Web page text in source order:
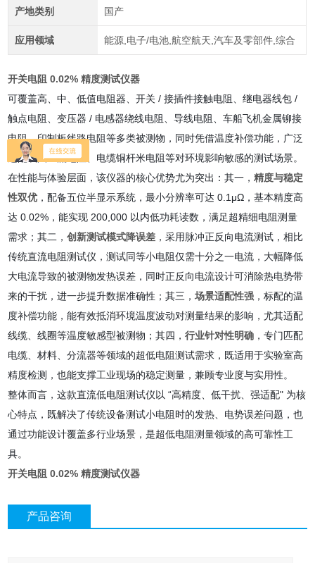
产地类别 国产
应用领域 能源,电子/电池,航空航天,汽车及零部件,综合
开关电阻 0.02% 精度测试仪器
可覆盖高、中、低值电阻器、开关 / 接插件接触电阻、继电器线包 /
触点电阻、变压器 / 电感器绕线电阻、导线电阻、车船飞机金属铆接
电阻、印制板线路电阻等多类被测物，同时凭借温度补偿功能，广泛
适配线圈直流电阻、电缆铜杆米电阻等对环境影响敏感的测试场景。
在性能与体验层面，该仪器的核心优势尤为突出：其一，精度与稳定
性双优 ，配备五位半显示系统，最小分辨率可达 0.1μΩ，基本精度高
达 0.02%，能实现 200,000 以内低功耗读数，满足超精细电阻测量
需求；其二，创新测试模式降误差 ，采用脉冲正反向电流测试，相比
传统直流电阻测试仪，测试同等小电阻仅需十分之一电流，大幅降低
大电流导致的被测物发热误差，同时正反向电流设计可消除热电势带
来的干扰，进一步提升数据准确性；其三，场景适配性强 ，标配的温
度补偿功能，能有效抵消环境温度波动对测量结果的影响，尤其适配
线缆、线圈等温度敏感型被测物；其四，行业针对性明确 ，专门匹配
电缆、材料、分流器等领域的超低电阻测试需求，既适用于实验室高
精度检测，也能支撑工业现场的稳定测量，兼顾专业度与实用性。
整体而言，这款直流低电阻测试仪以 “高精度、低干扰、强适配" 为核
心特点，既解决了传统设备测试小电阻时的发热、电势误差问题，也
通过功能设计覆盖多行业场景，是超低电阻测量领域的高可靠性工
具。
开关电阻 0.02% 精度测试仪器
产品咨询